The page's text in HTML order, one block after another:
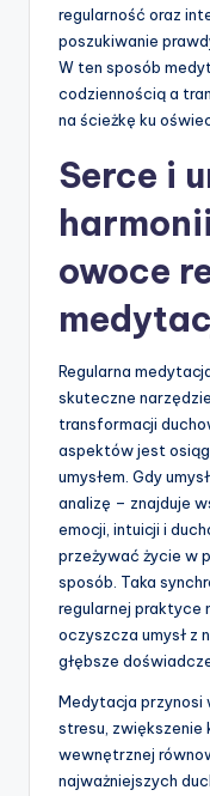
regularność oraz
poszukiwanie
W ten sposób
codziennością a
na ścieżkę ku
Serce i
owoce
Regularna
skuteczne
transformacji
aspektów jest
umysłem. Gdy
analizę – znajduje
emocji, intuicji i
przeżywać życie w
sposób. Taka
regularnej praktyce
oczyszcza umysł z
głębsze
Medytacja przynosi
stresu, zwiększenie
wewnętrznej
najważniejszych